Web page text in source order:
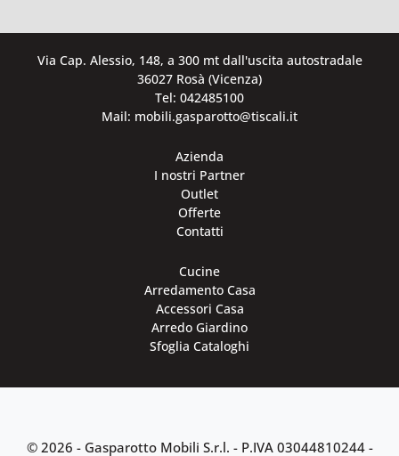
Via Cap. Alessio, 148, a 300 mt dall'uscita autostradale
36027 Rosà (Vicenza)
Tel: 042485100
Mail: mobili.gasparotto@tiscali.it
Azienda
I nostri Partner
Outlet
Offerte
Contatti
Cucine
Arredamento Casa
Accessori Casa
Arredo Giardino
Sfoglia Cataloghi
© 2026 - Gasparotto Mobili S.r.l. - P.IVA 03044810244-